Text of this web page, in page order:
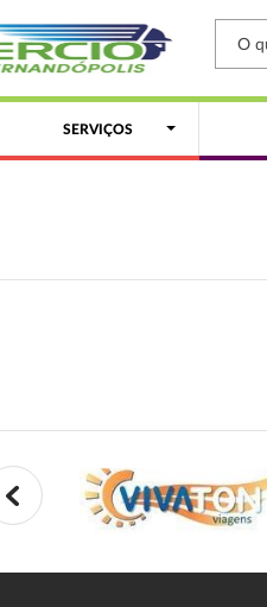
SERVIÇOS